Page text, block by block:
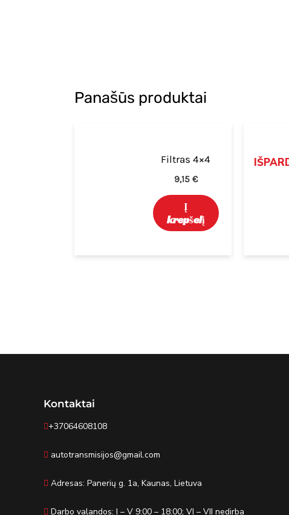
Panašūs produktai
Filtras 4×4
9,15 €
Į
krepšelį
Kontaktai
+37064608108
autotransmisijos@gmail.com
Adresas: Panerių g. 1a, Kaunas, Lietuva
Darbo valandos: I – V 9:00 – 18:00; VI – VII nedirba